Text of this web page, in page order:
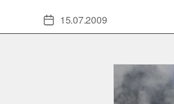
Veröffentlichungsdatum
15.07.2009